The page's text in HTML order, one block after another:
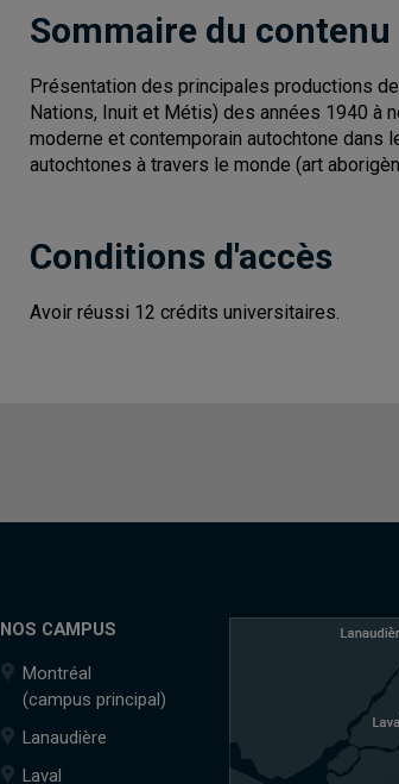
Sommaire du contenu
Présentation des principales productions
Nations, Inuit et Métis) des années 1940 à
moderne et contemporain autochtone dans
autochtones à travers le monde (art
Conditions d'accès
Avoir réussi 12 crédits universitaires.
NOS CAMPUS
Montréal
(campus principal)
Lanaudière
Laval